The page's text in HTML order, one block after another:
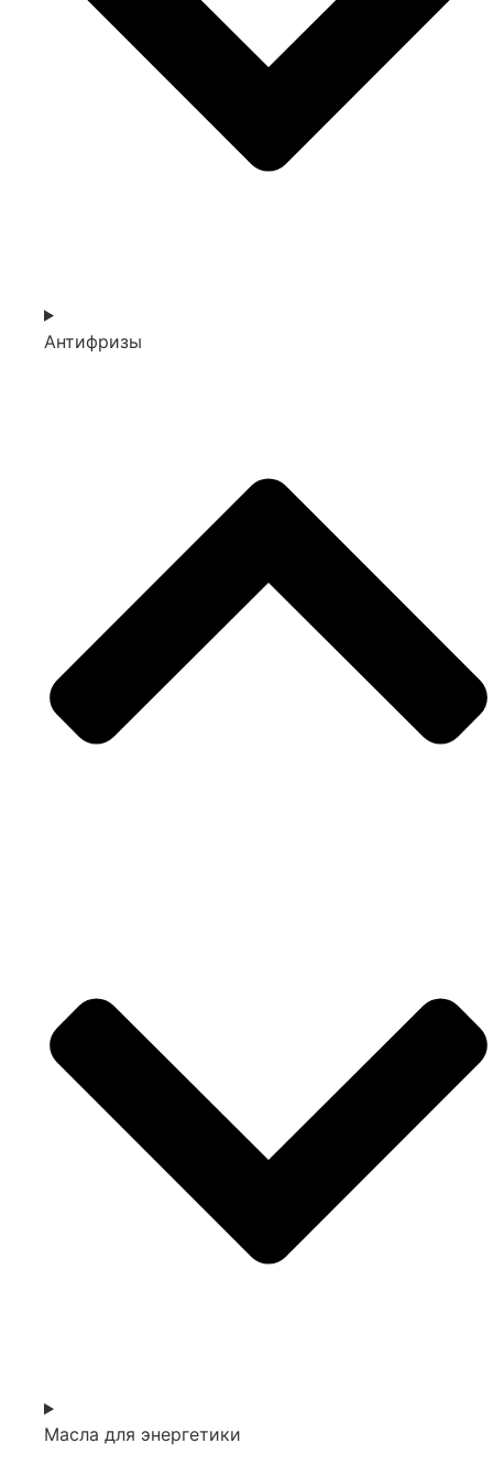
Антифризы
Масла для энергетики